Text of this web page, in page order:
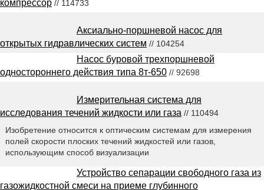
компрессор // 114733
Аксиально-поршневой насос для
открытых гидравлических систем // 104254
Насос буровой трехпоршневой
одностороннего действия типа 8т-650 // 92698
Измерительная система для
исследования течений жидкости или газа // 110494
Изобретение относится к оптическим системам для измерения
полей скорости плоских течений жидкостей или газов,
использующим способ визуализации
Устройство сепарации свободного газа из
газожидкостной смеси на приеме глубинного